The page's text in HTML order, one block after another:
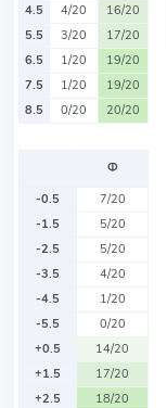
4.5
4/20
16/20
5.5
3/20
17/20
6.5
1/20
19/20
7.5
1/20
19/20
8.5
0/20 20/20
Ф
-0.5
7/20
-1.5
5/20
-2.5
5/20
-3.5
4/20
-4.5
1/20
-5.5
0/20
+0.5
14/20
+1.5
17/20
+2.5
18/20